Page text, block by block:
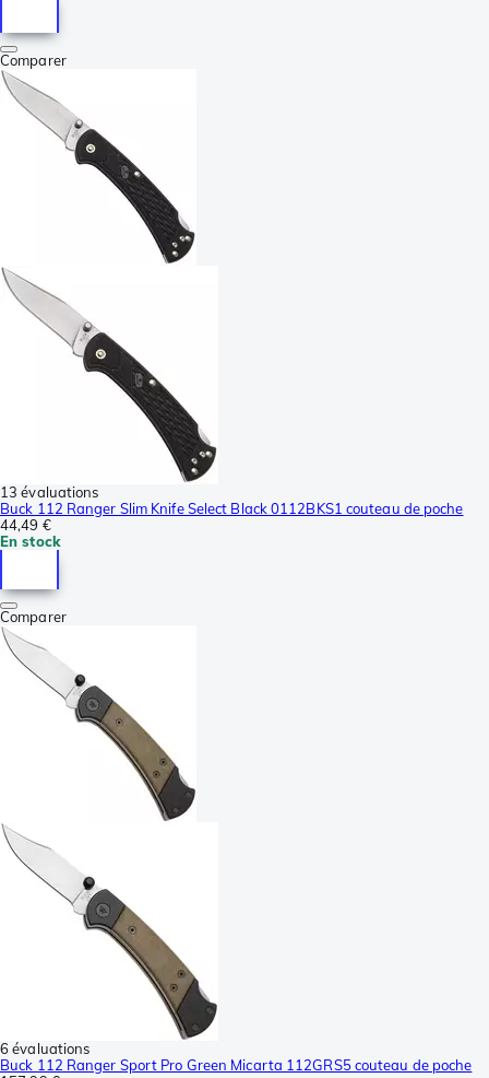
Comparer
13 évaluations
Buck 112 Ranger Slim Knife Select Black 0112BKS1 couteau de poche
44,49 €
En stock
Comparer
6 évaluations
Buck 112 Ranger Sport Pro Green Micarta 112GRS5 couteau de poche